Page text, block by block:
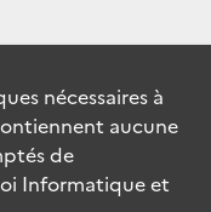
nécessaires à
aucune
de
Informatique et